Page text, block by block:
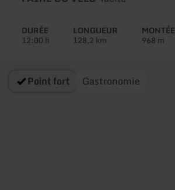
circuit:
DURÉE
12:00 h
LONGUEUR
128,2 km
MONTÉE
968 m
Point fort Gastronomie